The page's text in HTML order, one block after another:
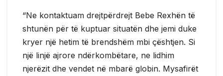
“Ne kontaktuam drejtpërdrejt Bebe Rexhën të
shtunën për të kuptuar situatën dhe jemi duke
kryer një hetim të brendshëm mbi çështjen. Si
një linjë ajrore ndërkombëtare, ne lidhim
njerëzit dhe vendet në mbarë globin. Mysafirët